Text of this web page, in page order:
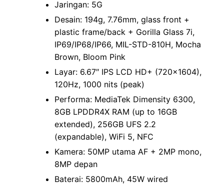
Jaringan: 5G
Desain: 194g, 7.76mm, glass front +
plastic frame/back + Gorilla Glass 7i,
IP69/IP68/IP66, MIL-STD-810H, Mocha
Brown, Bloom Pink
Layar: 6.67″ IPS LCD HD+ (720×1604),
120Hz, 1000 nits (peak)
Performa: MediaTek Dimensity 6300,
8GB LPDDR4X RAM (up to 16GB
extended), 256GB UFS 2.2
(expandable), WiFi 5, NFC
Kamera: 50MP utama AF + 2MP mono,
8MP depan
Baterai: 5800mAh, 45W wired